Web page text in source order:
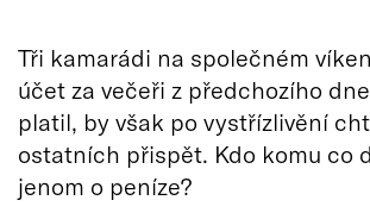
Tři kamarádi na společném
účet za večeři z předchozího
platil, by však po vystřízlivění
ostatních přispět. Kdo komu co
jenom o peníze?